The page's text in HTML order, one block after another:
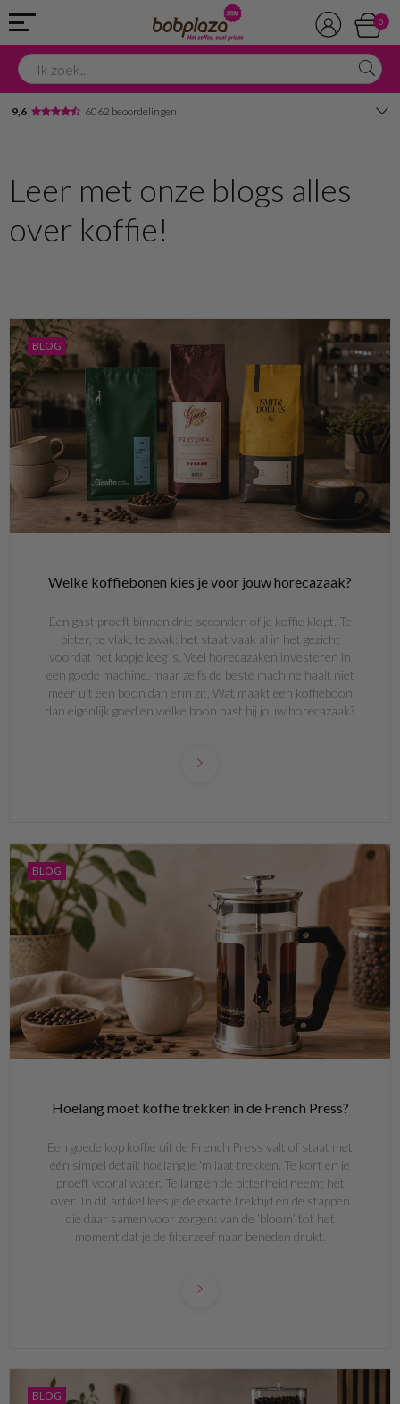
0
9,6 6062 beoordelingen
Advies in onze winkel
Leer met onze blogs alles
over koffie!
BLOG
Welke koffiebonen kies je voor jouw horecazaak?
Een gast proeft binnen drie seconden of je koffie klopt. Te
bitter, te vlak, te zwak: het staat vaak al in het gezicht
voordat het kopje leeg is. Veel horecazaken investeren in
een goede machine, maar zelfs de beste machine haalt niet
meer uit een boon dan erin zit. Wat maakt een koffieboon
dan eigenlijk goed en welke boon past bij jouw horecazaak?
BLOG
Hoelang moet koffie trekken in de French Press?
Een goede kop koffie uit de French Press valt of staat met
één simpel detail: hoelang je 'm laat trekken. Te kort en je
proeft vooral water. Te lang en de bitterheid neemt het
over. In dit artikel lees je de exacte trektijd en de stappen
die daar samen voor zorgen: van de ‘bloom’ tot het
moment dat je de filterzeef naar beneden drukt.
BLOG